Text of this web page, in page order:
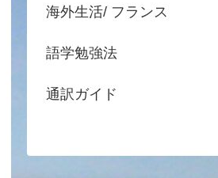
海外生活/ フランス
語学勉強法
通訳ガイド